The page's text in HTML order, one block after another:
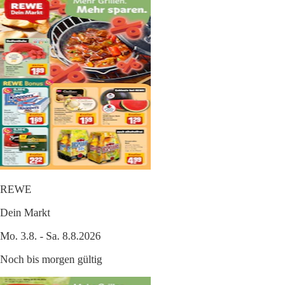
REWE
Dein Markt
Mo. 3.8. - Sa. 8.8.2026
Noch bis morgen gültig